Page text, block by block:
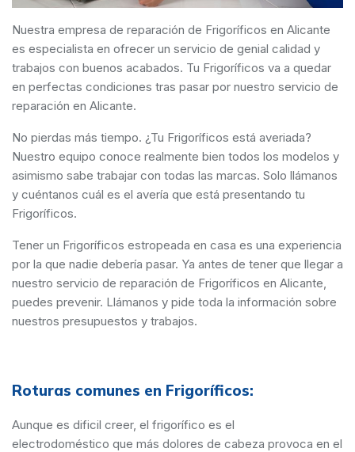
Nuestra empresa de reparación de Frigoríficos en Alicante
es especialista en ofrecer un servicio de genial calidad y
trabajos con buenos acabados. Tu Frigoríficos va a quedar
en perfectas condiciones tras pasar por nuestro servicio de
reparación en Alicante.
No pierdas más tiempo. ¿Tu Frigoríficos está averiada?
Nuestro equipo conoce realmente bien todos los modelos y
asimismo sabe trabajar con todas las marcas. Solo llámanos
y cuéntanos cuál es el avería que está presentando tu
Frigoríficos.
Tener un Frigoríficos estropeada en casa es una experiencia
por la que nadie debería pasar. Ya antes de tener que llegar a
nuestro servicio de reparación de Frigoríficos en Alicante,
puedes prevenir. Llámanos y pide toda la información sobre
nuestros presupuestos y trabajos.
Roturas comunes en Frigoríficos:
Aunque es dificil creer, el frigorífico es el
electrodoméstico que más dolores de cabeza provoca en el